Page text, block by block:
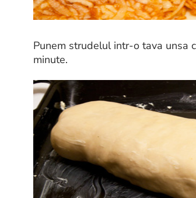
Punem strudelul intr-o tava unsa
minute.